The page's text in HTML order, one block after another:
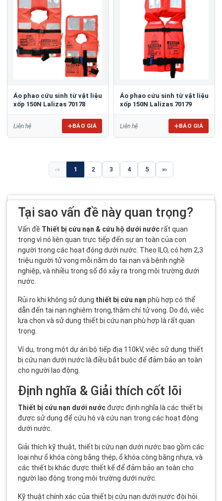
Áo phao cứu sinh từ vật liệu
xốp 150N Lalizas 70178
Liên hệ BÁO GIÁ
Áo phao cứu sinh từ vật liệu
xốp 150N Lalizas 70179
Liên hệ BÁO GIÁ
« 1 2 3 4 5 »
Tại sao vấn đề này quan trọng?
Vấn đề Thiết bị cứu nạn & cứu hộ dưới nướcrất quan
trọng vì nó liên quan trực tiếp đến sự an toàn của con
người trong các hoạt động dưới nước. Theo ILO, có hơn 2,3
triệu người tử vong mỗi năm do tai nạn và bệnh nghề
nghiệp, và nhiều trong số đó xảy ra trong môi trường dưới
nước.
Rủi ro khi không sử dụng thiết bị cứu nạn phù hợp có thể
dẫn đến tai nạn nghiêm trọng,thậm chí tử vong. Do đó, việc
lựa chọn và sử dụng thiết bị cứu nạn phù hợp là rất quan
trọng.
Ví dụ, trong một dự án bộ tiếp địa 110kV, việc sử dụng thiết
bị cứu nạn dưới nước là điều bắt buộc để đảm bảo an toàn
cho người lao động.
Định nghĩa & Giải thích cốt lõi
Thiết bị cứu nạn dưới nướcđược định nghĩa là các thiết bị
được sử dụng để cứu hộ và cứu nạn trong các hoạt động
dưới nước.
Giải thích kỹ thuật, thiết bị cứu nạn dưới nước bao gồm các
loại nhưổ khóa còng bằng thép, ổ khóa còng bằng nhựa, và
các thiết bị khác được thiết kế để đảm bảo an toàn cho
người lao động trong môi trường dưới nước.
Kỹ thuật chính xác của thiết bị cứu nạn dưới nước đòi hỏi